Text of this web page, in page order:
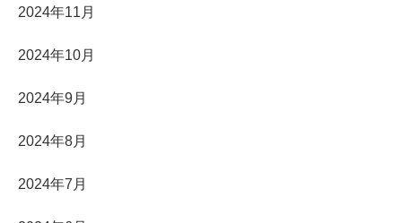
2024年11月
2024年10月
2024年9月
2024年8月
2024年7月